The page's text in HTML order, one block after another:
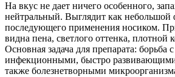
На вкус не дает ничего особенного,
нейтральный. Выглядит как небольшой
последующего применения носиком.
видна пена, светлого оттенка, плотной
Основная задача для препарата: борьба
инфекционными, быстро
также болезнетворными